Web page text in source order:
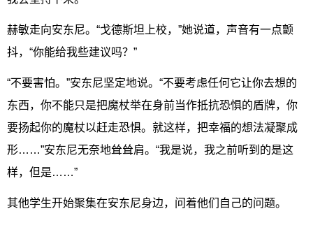
赫敏走向安东尼。“戈德斯坦上校，”她说道，声音有一点颤
抖，“你能给我些建议吗？”
“不要害怕。”安东尼坚定地说。“不要考虑任何它让你去想的
东西，你不能只是把魔杖举在身前当作抵抗恐惧的盾牌，你
要扬起你的魔杖以赶走恐惧。就这样，把幸福的想法凝聚成
形……”安东尼无奈地耸耸肩。“我是说，我之前听到的是这
样，但是……”
其他学生开始聚集在安东尼身边，问着他们自己的问题。